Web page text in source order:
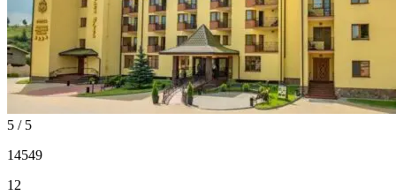
5 / 5
14549
12